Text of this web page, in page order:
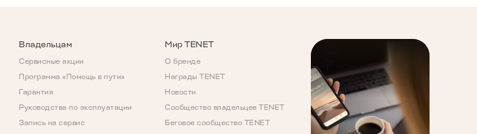
Владельцам
Сервисные акции
Программа «Помощь в пути»
Гарантия
Руководства по эксплуатации
Запись на сервис
Мир TENET
О бренде
Награды TENET
Новости
Сообщество владельцев TENET
Беговое сообщество TENET